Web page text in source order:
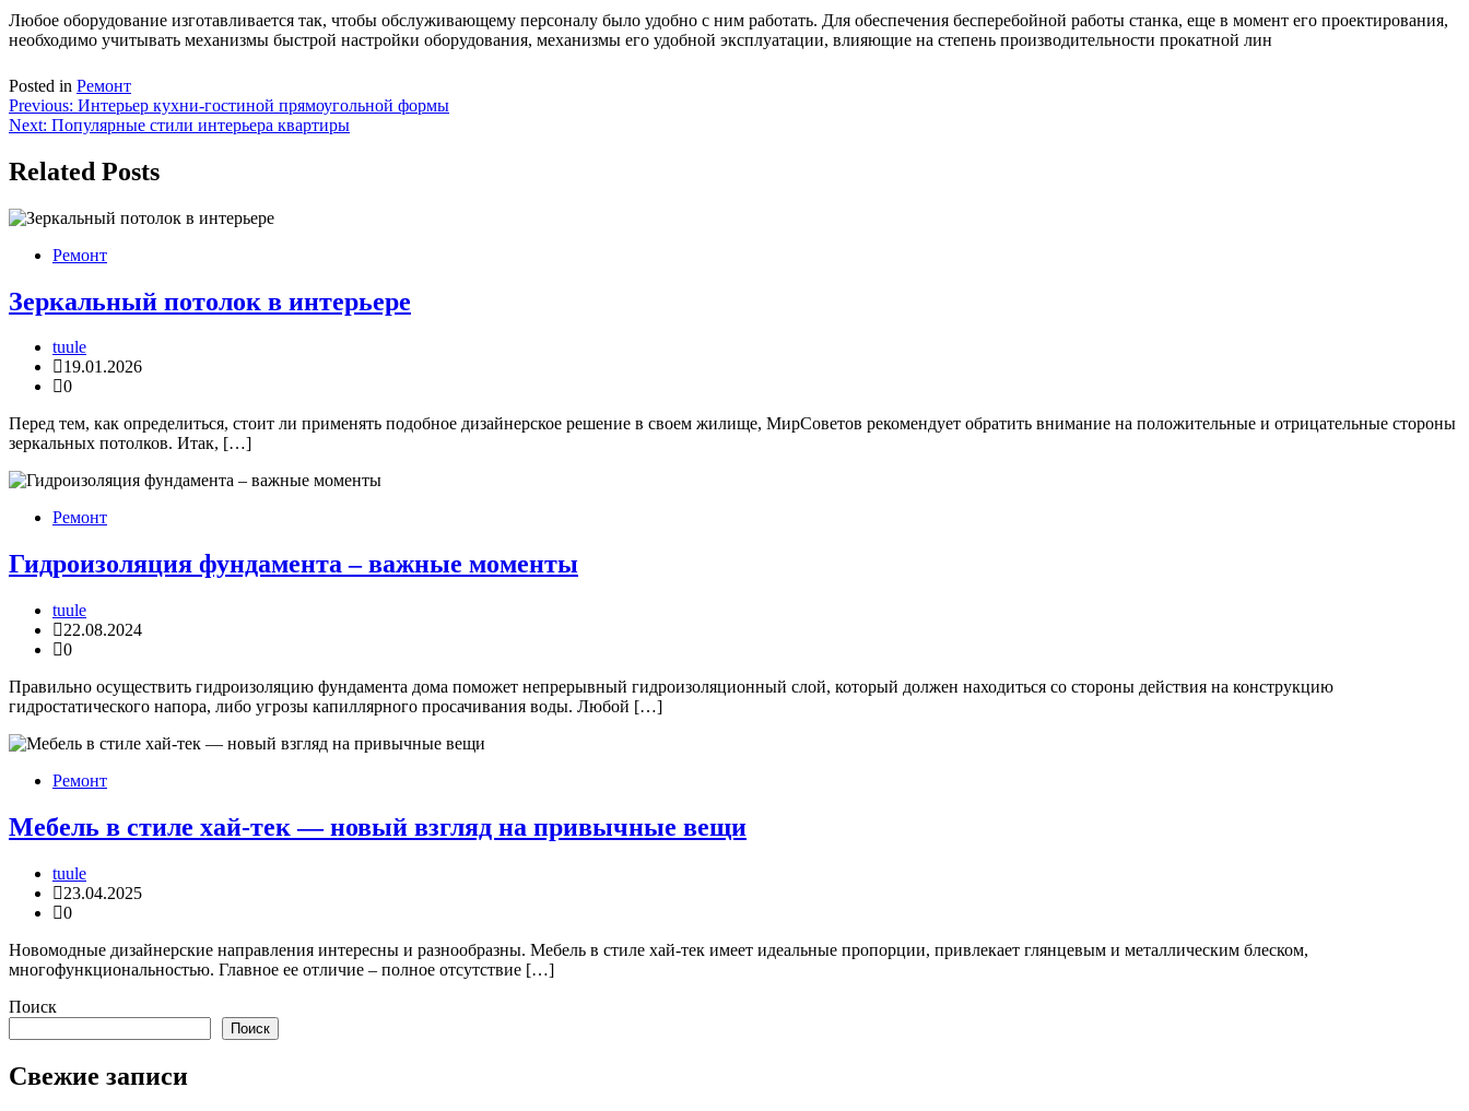
Любое оборудование изготавливается так, чтобы обслуживающему персоналу было удобно с ним работать. Для обеспечения бесперебойной работы станка, еще в момент его проектирования,
необходимо учитывать механизмы быстрой настройки оборудования, механизмы его удобной эксплуатации, влияющие на степень производительности прокатной лин
Posted in Ремонт
Навигация
по
записям
Previous: Интерьер кухни-гостиной прямоугольной формы
Next: Популярные стили интерьера квартиры
Related Posts
Ремонт
Зеркальный потолок в интерьере
tuule
19.01.2026
0
Перед тем, как определиться, стоит ли применять подобное дизайнерское решение в своем жилище, МирСоветов рекомендует обратить внимание на положительные и отрицательные стороны
зеркальных потолков. Итак, […]
Ремонт
Гидроизоляция фундамента – важные моменты
tuule
22.08.2024
0
Правильно осуществить гидроизоляцию фундамента дома поможет непрерывный гидроизоляционный слой, который должен находиться со стороны действия на конструкцию
гидростатического напора, либо угрозы капиллярного просачивания воды. Любой […]
Ремонт
Мебель в стиле хай-тек — новый взгляд на привычные вещи
tuule
23.04.2025
0
Новомодные дизайнерские направления интересны и разнообразны. Мебель в стиле хай-тек имеет идеальные пропорции, привлекает глянцевым и металлическим блеском,
многофункциональностью. Главное ее отличие – полное отсутствие […]
Поиск
Поиск
Свежие записи